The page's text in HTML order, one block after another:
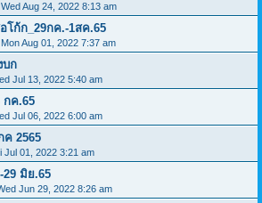
Wed Aug 24, 2022 8:13 am
โก้ก_29กค.-1สค.65
Mon Aug 01, 2022 7:37 am
บก
Jul 13, 2022 5:40 am
กค.65
Jul 06, 2022 6:00 am
ค 2565
Jul 01, 2022 3:21 am
29 มิย.65
Jun 29, 2022 8:26 am